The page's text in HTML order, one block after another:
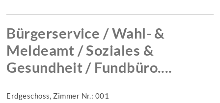
Bürgerservice / Wahl- &
Meldeamt / Soziales &
Gesundheit / Fundbüro....
Erdgeschoss, Zimmer Nr.: 001